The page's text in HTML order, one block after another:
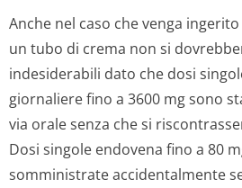
Anche nel caso che venga
un tubo di crema non si
indesiderabili dato che dosi
giornaliere fino a 3600 mg sono
via orale senza che si
Dosi singole endovena fino a 80
somministrate accidentalmente